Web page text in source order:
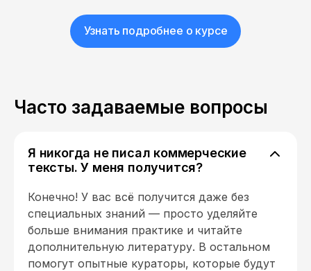
Узнать подробнее о курсе
Часто задаваемые вопросы
Я никогда не писал коммерческие
тексты. У меня получится?
Конечно! У вас всё получится даже без
специальных знаний — просто уделяйте
больше внимания практике и читайте
дополнительную литературу. В остальном
помогут опытные кураторы, которые будут